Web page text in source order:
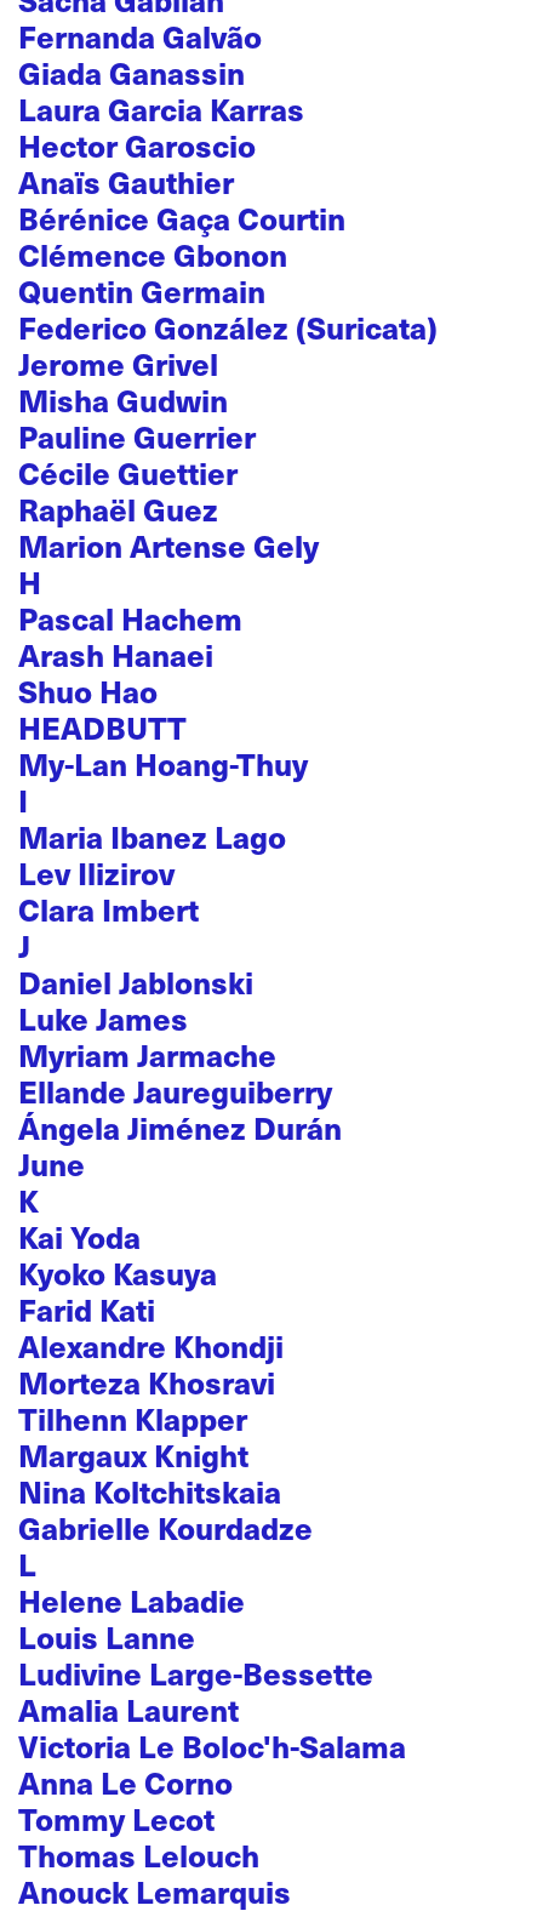
Fernanda Galvão
Giada Ganassin
Laura Garcia Karras
Hector Garoscio
Anaïs Gauthier
Bérénice Gaça Courtin
Clémence Gbonon
Quentin Germain
Federico González (Suricata)
Jerome Grivel
Misha Gudwin
Pauline Guerrier
Cécile Guettier
Raphaël Guez
Marion Artense Gely
H
Pascal Hachem
Arash Hanaei
Shuo Hao
HEADBUTT
My-Lan Hoang-Thuy
I
Maria Ibanez Lago
Lev Ilizirov
Clara Imbert
J
Daniel Jablonski
Luke James
Myriam Jarmache
Ellande Jaureguiberry
Ángela Jiménez Durán
June
K
Kai Yoda
Kyoko Kasuya
Farid Kati
Alexandre Khondji
Morteza Khosravi
Tilhenn Klapper
Margaux Knight
Nina Koltchitskaia
Gabrielle Kourdadze
L
Helene Labadie
Louis Lanne
Ludivine Large-Bessette
Amalia Laurent
Victoria Le Boloc'h-Salama
Anna Le Corno
Tommy Lecot
Thomas Lelouch
Anouck Lemarquis